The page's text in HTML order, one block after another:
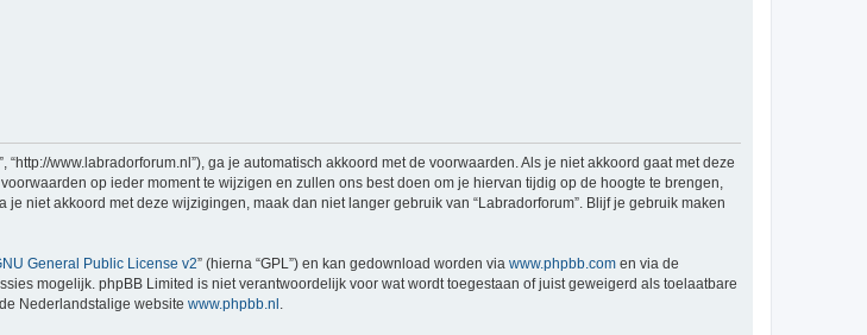
“http://www.labradorforum.nl”), ga je automatisch akkoord met de voorwaarden. Als je niet akkoord gaat met deze
op ieder moment te wijzigen en zullen ons best doen om je hiervan tijdig op de hoogte te brengen,
niet akkoord met deze wijzigingen, maak dan niet langer gebruik van “Labradorforum”. Blijf je gebruik maken
General Public License v2” (hierna “GPL”) en kan gedownload worden via www.phpbb.com en via de
mogelijk. phpBB Limited is niet verantwoordelijk voor wat wordt toegestaan of juist geweigerd als toelaatbare
Nederlandstalige website www.phpbb.nl .